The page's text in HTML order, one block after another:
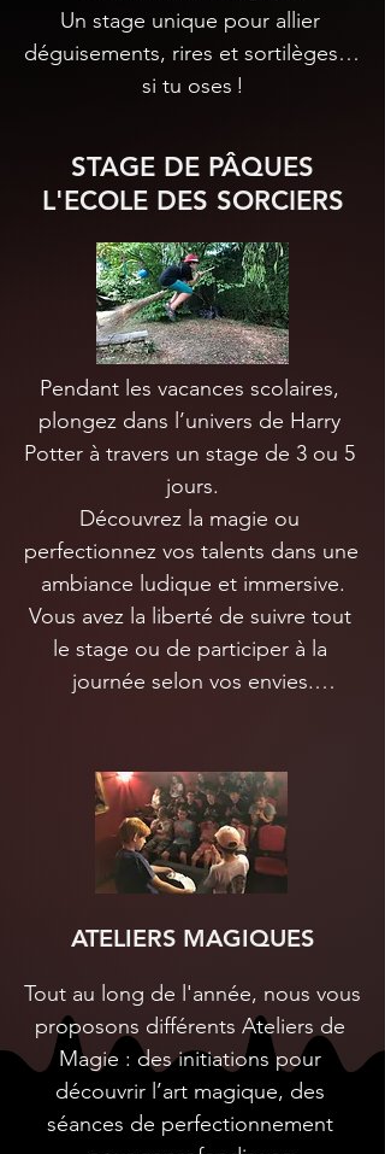
Un stage unique pour allier
déguisements, rires et sortilèges…
si tu oses !
STAGE DE PÂQUES
L'ECOLE DES SORCIERS
Pendant les vacances scolaires,
plongez dans l’univers de Harry
Potter à travers un stage de 3 ou 5
jours.
Découvrez la magie ou
perfectionnez vos talents dans une
ambiance ludique et immersive.
Vous avez la liberté de suivre tout
le stage ou de participer à la
journée selon vos envies.
au niveau de chacun pour garantir
une expérience toujours magique
et passionnante.
ATELIERS MAGIQUES
Tout au long de l'année, nous vous
proposons différents Ateliers de
Magie : des initiations pour
découvrir l’art magique, des
séances de perfectionnement